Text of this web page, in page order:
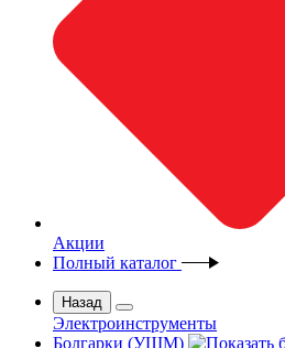
Акции
Полный каталог
Назад
Электроинструменты
Болгарки (УШМ)